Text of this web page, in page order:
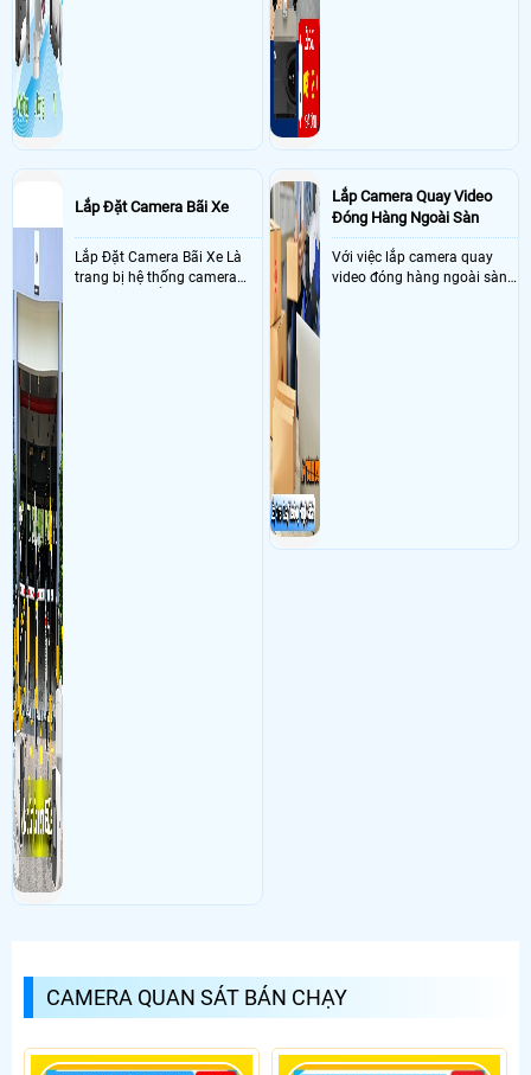
Lắp Đặt Camera Bãi Xe
Lắp Đặt Camera Bãi Xe Là
trang bị hệ thống camera
Lắp Camera Quay Video
Đóng Hàng Ngoài Sàn
Với việc lắp camera quay
video đóng hàng ngoài sàn
CAMERA QUAN SÁT BÁN CHẠY